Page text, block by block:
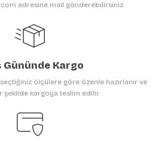
adresine mail gönderebilirsiniz.
Gününde Kargo
ölçülere göre özenle hazırlanır ve
şekilde kargoya teslim edilir.